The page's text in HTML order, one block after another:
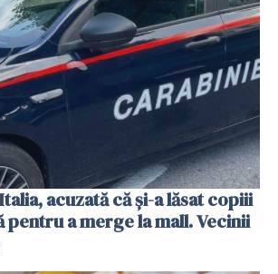
acuzată că și-a lăsat copiii
pentru a merge la mall. Vecinii